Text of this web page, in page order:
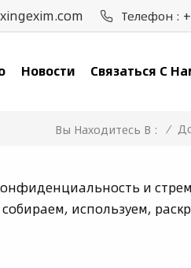
Телефон :
Новости Связаться С
Вы Находитесь В : /
и
используем,